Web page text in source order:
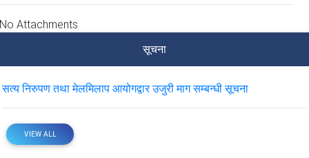
No Attachments
सूचना
सत्य निरुपण तथा मेलमिलाप आयोगद्वार उजुरी माग सम्बन्धी सूचना
VIEW ALL